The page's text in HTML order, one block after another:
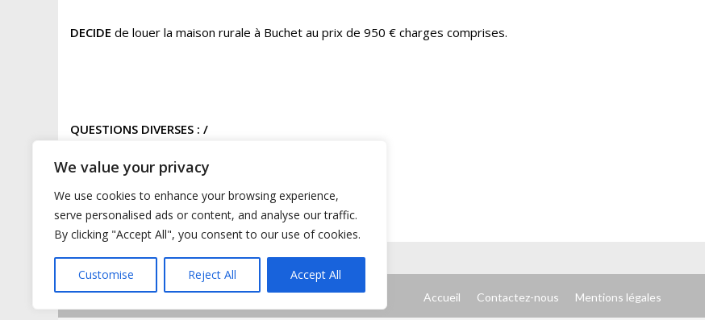
We value your privacy
We use cookies to enhance your browsing experience,
serve personalised ads or content, and analyse our traffic.
By clicking "Accept All", you consent to our use of cookies.
Customise Reject All Accept All
DECIDE de louer la maison rurale à Buchet au prix de 950 € charges comprises.
QUESTIONS DIVERSES : /
Séance levée à 18h30.
Accueil Contactez-nous Mentions légales